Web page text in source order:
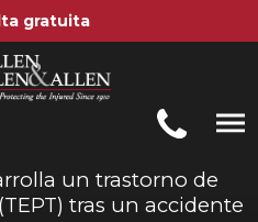
gratuita
Allen y Allen, PC
388-1307
un trastorno de
tras un accidente